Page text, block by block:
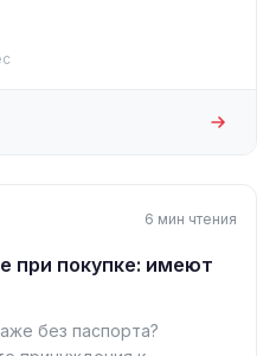
6 мин чтения
при покупке: имеют
без паспорта?